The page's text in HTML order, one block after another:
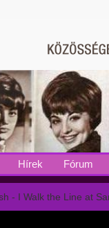
Hírek Fórum
- I Walk the Line at